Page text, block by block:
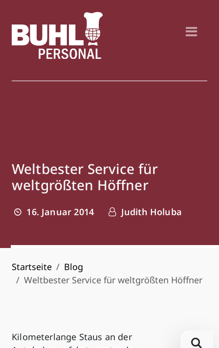
Weltbester Service für
weltgrößten Höffner
16. Januar 2014 Judith Holuba
Startseite
Blog
Weltbester Service für weltgrößten Höffner
Kilometerlange Staus an der